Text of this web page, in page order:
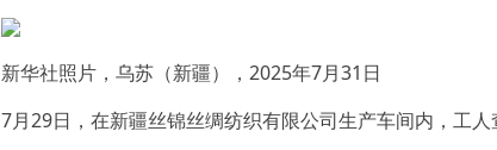
新华社照片，乌苏（新疆），2025年7月31日
7月29日，在新疆丝锦丝绸纺织有限公司生产车间内，工人